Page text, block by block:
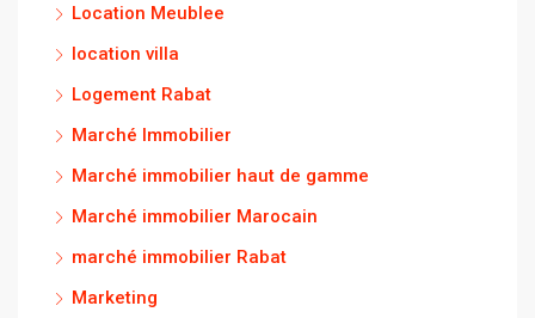
Location Meublee
location villa
Logement Rabat
Marché Immobilier
Marché immobilier haut de gamme
Marché immobilier Marocain
marché immobilier Rabat
Marketing